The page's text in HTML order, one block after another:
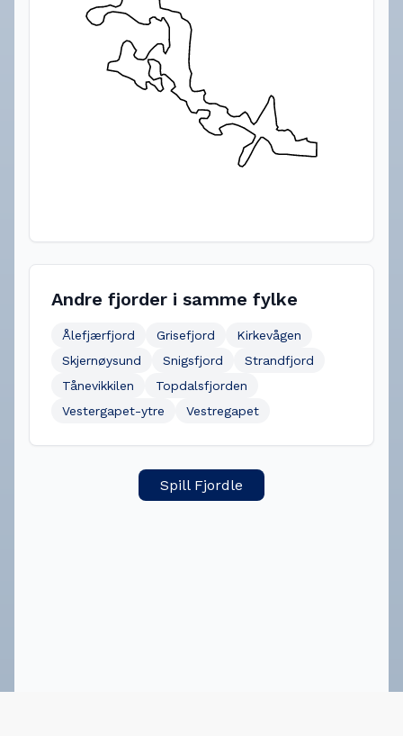
Andre fjorder i samme fylke
Ålefjærfjord Grisefjord
Kirkevågen
Skjernøysund
Snigsfjord
Strandfjord
Tånevikkilen
Topdalsfjorden
Vestergapet-ytre
Vestregapet
Spill Fjordle